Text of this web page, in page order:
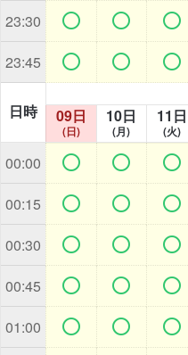
23:30   
23:45   
日時 09日
(日)
10日
(月)
11日
(火)
00:00   
00:15   
00:30   
00:45   
01:00   